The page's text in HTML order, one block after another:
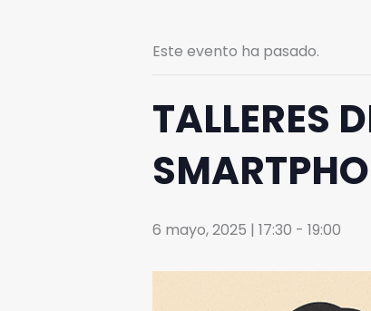
Este evento ha pasado.
TALLERES
6 mayo, 2025 | 17:30 - 19:00